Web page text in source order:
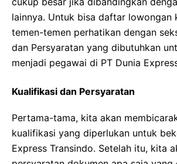
lainnya. Untuk bisa daftar lowongan
temen-temen perhatikan dengan
dan Persyaratan yang dibutuhkan
menjadi pegawai di PT Dunia
Kualifikasi dan Persyaratan
Pertama-tama, kita akan
kualifikasi yang diperlukan untuk
Express Transindo. Setelah itu, kita